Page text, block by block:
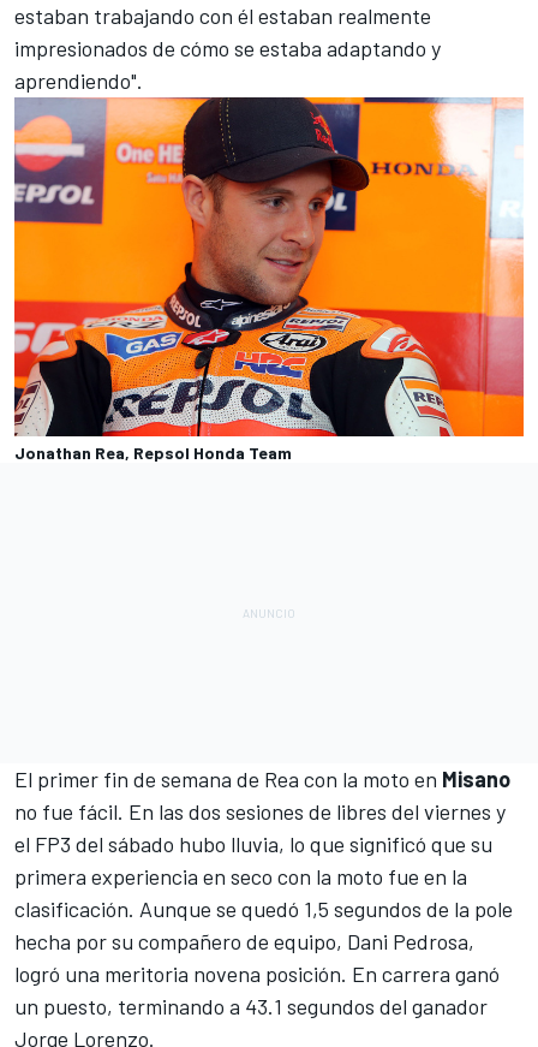
estaban trabajando con él estaban realmente
impresionados de cómo se estaba adaptando y
aprendiendo".
Jonathan Rea, Repsol Honda Team
El primer fin de semana de Rea con la moto en Misano
no fue fácil. En las dos sesiones de libres del viernes y
el FP3 del sábado hubo lluvia, lo que significó que su
primera experiencia en seco con la moto fue en la
clasificación. Aunque se quedó 1,5 segundos de la pole
hecha por su compañero de equipo, Dani Pedrosa,
logró una meritoria novena posición. En carrera ganó
un puesto, terminando a 43.1 segundos del ganador
Jorge Lorenzo.